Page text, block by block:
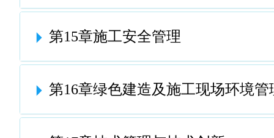
第15章施工安全管理
第16章绿色建造及施工现场环境管